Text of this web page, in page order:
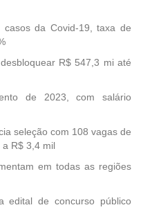
da Covid-19, taxa de
R$ 547,3 mi até
de 2023, com salário
seleção com 108 vagas de
R$ 3,4 mil
em todas as regiões
edital de concurso público